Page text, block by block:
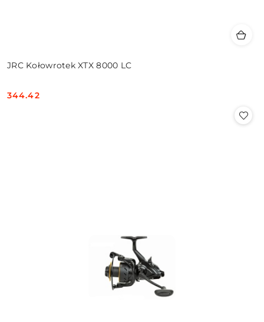
JRC Kołowrotek XTX 8000 LC
Cena:
344.42